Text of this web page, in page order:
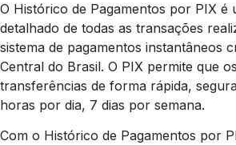
O Histórico de Pagamentos por PIX é
detalhado de todas as transações
sistema de pagamentos instantâneos
Central do Brasil. O PIX permite que
transferências de forma rápida,
horas por dia, 7 dias por semana.
Com o Histórico de Pagamentos por